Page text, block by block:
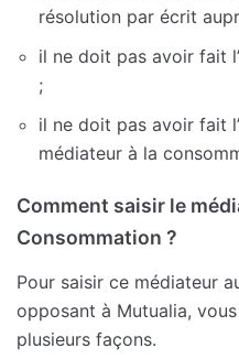
résolution par écrit
il ne doit pas avoir fait
;
il ne doit pas avoir fait
médiateur à la
Comment saisir le
Consommation ?
Pour saisir ce médiateur
opposant à Mutualia,
plusieurs façons.